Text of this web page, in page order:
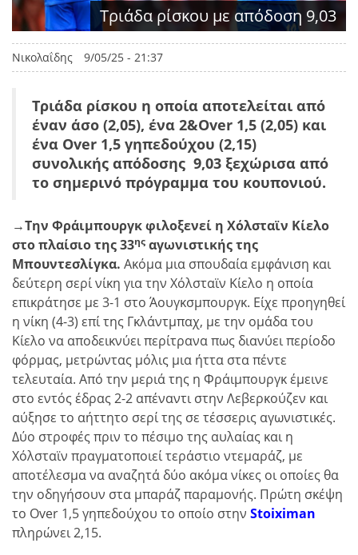
Τριάδα ρίσκου με απόδοση 9,03
Νικολαΐδης 9/05/25 - 21:37
Τριάδα ρίσκου η οποία αποτελείται από
έναν άσο (2,05), ένα 2&Over 1,5 (2,05) και
ένα Over 1,5 γηπεδούχου (2,15)
συνολικής απόδοσης 9,03 ξεχώρισα από
το σημερινό πρόγραμμα του κουπονιού.
→Την Φράιμπουργκ φιλοξενεί η Χόλσταϊν Κίελο
στο πλαίσιο της 33ης αγωνιστικής της
Μπουντεσλίγκα. Ακόμα μια σπουδαία εμφάνιση και
δεύτερη σερί νίκη για την Χόλσταϊν Κίελο η οποία
επικράτησε με 3-1 στο Άουγκσμπουργκ. Είχε προηγηθεί
η νίκη (4-3) επί της Γκλάντμπαχ, με την ομάδα του
Κίελο να αποδεικνύει περίτρανα πως διανύει περίοδο
φόρμας, μετρώντας μόλις μια ήττα στα πέντε
τελευταία. Από την μεριά της η Φράιμπουργκ έμεινε
στο εντός έδρας 2-2 απέναντι στην Λεβερκούζεν και
αύξησε το αήττητο σερί της σε τέσσερις αγωνιστικές.
Δύο στροφές πριν το πέσιμο της αυλαίας και η
Χόλσταϊν πραγματοποιεί τεράστιο ντεμαράζ, με
αποτέλεσμα να αναζητά δύο ακόμα νίκες οι οποίες θα
την οδηγήσουν στα μπαράζ παραμονής. Πρώτη σκέψη
το Over 1,5 γηπεδούχου το οποίο στην Stoiximan
πληρώνει 2,15.